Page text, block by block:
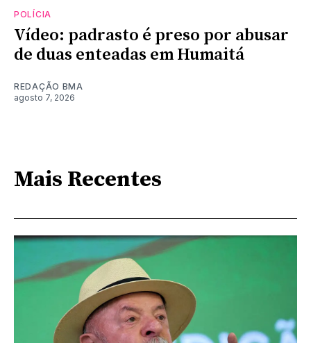
POLÍCIA
Vídeo: padrasto é preso por abusar
de duas enteadas em Humaitá
REDAÇÃO BMA
agosto 7, 2026
Mais Recentes